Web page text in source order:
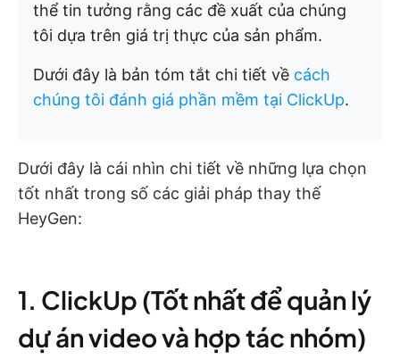
thể tin tưởng rằng các đề xuất của chúng
tôi dựa trên giá trị thực của sản phẩm.
Dưới đây là bản tóm tắt chi tiết về cách
chúng tôi đánh giá phần mềm tại ClickUp.
Dưới đây là cái nhìn chi tiết về những lựa chọn
tốt nhất trong số các giải pháp thay thế
HeyGen:
1. ClickUp (Tốt nhất để quản lý
dự án video và hợp tác nhóm)